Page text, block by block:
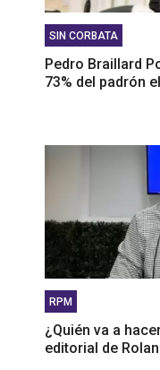
SIN CORBATA
Pedro Braillard
73% del padrón
RPM
¿Quién va a
editorial de